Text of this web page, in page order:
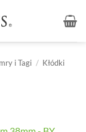
i Tagi / Kłódki